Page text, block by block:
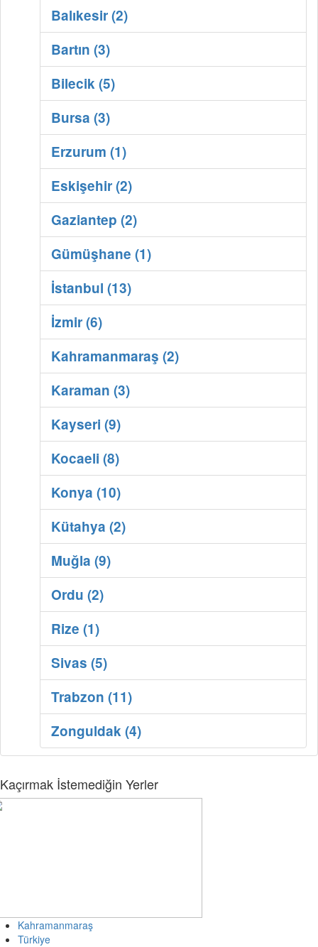
Balıkesir (2)
Bartın (3)
Bilecik (5)
Bursa (3)
Erzurum (1)
Eskişehir (2)
Gaziantep (2)
Gümüşhane (1)
İstanbul (13)
İzmir (6)
Kahramanmaraş (2)
Karaman (3)
Kayseri (9)
Kocaeli (8)
Konya (10)
Kütahya (2)
Muğla (9)
Ordu (2)
Rize (1)
Sivas (5)
Trabzon (11)
Zonguldak (4)
Kaçırmak İstemediğin Yerler
Kahramanmaraş
Türkiye